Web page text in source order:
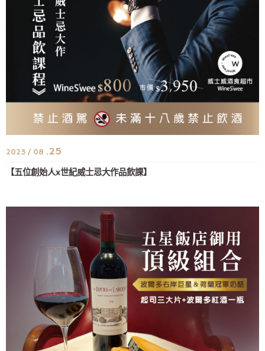
2023 / 08 .25
【五位創始人x世紀威士忌大作品飲課】